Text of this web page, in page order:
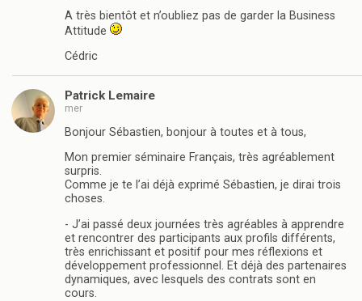
A très bientôt et n’oubliez pas de garder la Business
Attitude
Cédric
Patrick Lemaire
mer
Bonjour Sébastien, bonjour à toutes et à tous,
Mon premier séminaire Français, très agréablement
surpris.
Comme je te l’ai déjà exprimé Sébastien, je dirai trois
choses.
- J’ai passé deux journées très agréables à apprendre
et rencontrer des participants aux profils différents,
très enrichissant et positif pour mes réflexions et
développement professionnel. Et déjà des partenaires
dynamiques, avec lesquels des contrats sont en
cours.